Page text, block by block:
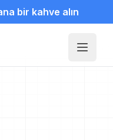
bir kahve alın